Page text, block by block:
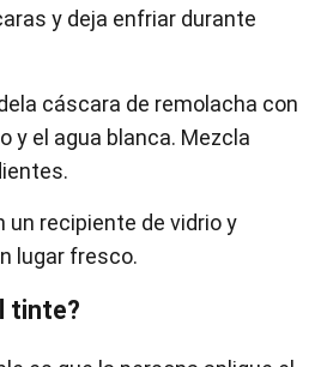
y deja enfriar durante
cáscara de remolacha con
y el agua blanca. Mezcla
un recipiente de vidrio y
lugar fresco.
tinte?